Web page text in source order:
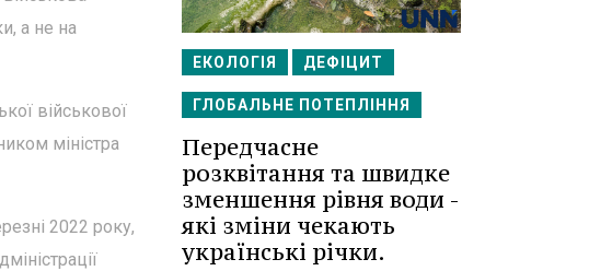
а не на
військової
міністра
2022 року,
ЕКОЛОГІЯ ДЕФІЦИТ
ГЛОБАЛЬНЕ ПОТЕПЛІННЯ
Передчасне
розквітання та швидке
зменшення рівня води -
які зміни чекають
українські річки.